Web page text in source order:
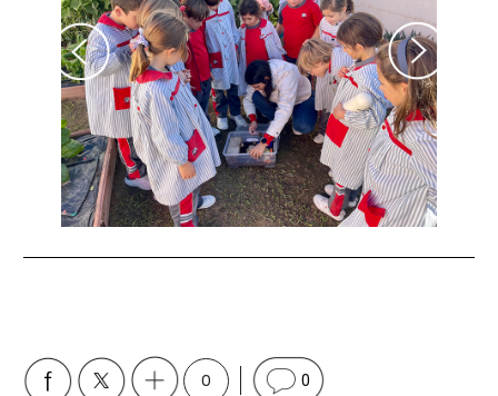
Previous Next
0 0